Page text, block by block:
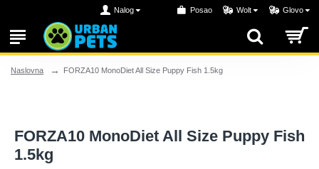
Nalog Posao Wolt Glovo
Naslovna FORZA10 MonoDiet All Size Puppy Fish 1.5kg
FORZA10 MonoDiet All Size Puppy Fish
1.5kg